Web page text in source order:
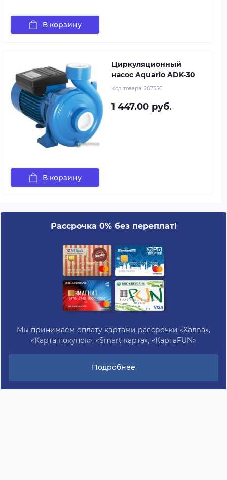
В корзину
Циркуляционный
насос Aquario ADK-30
Код товара: 267350
1 447.00 руб.
В корзину
Рассрочка 0% без переплат!
Мы принимаем оплату картами рассрочки «Халва»,
«Карта покупок», «Smart карта», «КартаFUN»
Подробнее